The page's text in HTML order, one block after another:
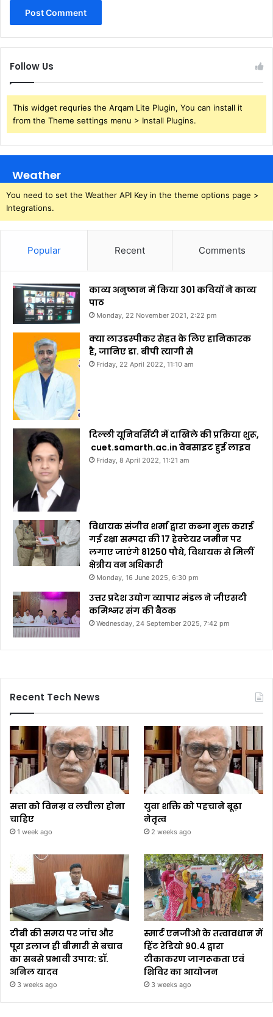
Follow Us
This widget requries the Arqam Lite Plugin, You can install it
from the Theme settings menu > Install Plugins.
Weather
You need to set the Weather API Key in the theme options page >
Integrations.
Popular Recent Comments
काव्य अनुष्ठान में किया 301 कवियों ने काव्य
पाठ
Monday, 22 November 2021, 2:22 pm
क्या लाउडस्पीकर सेहत के लिए हानिकारक
है, जानिए डा. बीपी त्यागी से
Friday, 22 April 2022, 11:10 am
दिल्ली यूनिवर्सिटी में दाखिले की प्रक्रिया शुरू,
cuet.samarth.ac.in वेबसाइट हुई लाइव
Friday, 8 April 2022, 11:21 am
विधायक संजीव शर्मा द्वारा कब्जा मुक्त कराई
गई रक्षा सम्पदा की 17 हेक्टेयर जमीन पर
लगाए जाएंगे 81250 पौधे, विधायक से मिलीं
क्षेत्रीय वन अधिकारी
Monday, 16 June 2025, 6:30 pm
उत्तर प्रदेश उद्योग व्यापार मंडल ने जीएसटी
कमिश्नर संग की बैठक
Wednesday, 24 September 2025, 7:42 pm
Recent Tech News
सत्ता को विनम्र व लचीला होना
चाहिए
1 week ago
युवा शक्ति को पहचाने बूढ़ा
नेतृत्व
2 weeks ago
टीबी की समय पर जांच और
पूरा इलाज ही बीमारी से बचाव
का सबसे प्रभावी उपाय: डॉ.
अनिल यादव
3 weeks ago
स्मार्ट एनजीओ के तत्वावधान में
हिंट रेडियो 90.4 द्वारा
टीकाकरण जागरूकता एवं
शिविर का आयोजन
3 weeks ago